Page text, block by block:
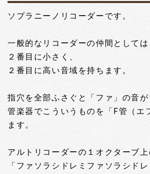
ソプラニーノリコーダーです。
一般的なリコーダーの仲間としては
２番目に小さく、
２番目に高い音域を持ちます。
指穴を全部ふさぐと「ファ」の音が
管楽器でこういうものを「F管（エ
ます。
アルトリコーダーの１オクターブ上
「ファソラシドレミファソラシドレ